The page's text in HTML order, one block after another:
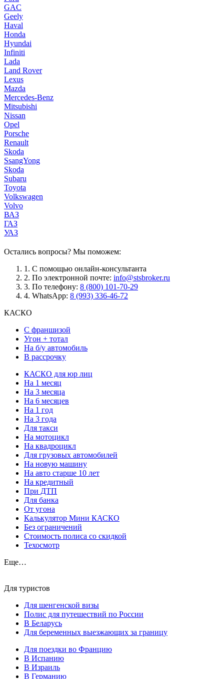
GAC
Geely
Haval
Honda
Hyundai
Infiniti
Lada
Land Rover
Lexus
Mazda
Mercedes-Benz
Mitsubishi
Nissan
Opel
Porsche
Renault
Skoda
SsangYong
Skoda
Subaru
Toyota
Volkswagen
Volvo
ВАЗ
ГАЗ
УАЗ
Остались вопросы? Мы поможем:
1. С помощью онлайн-консультанта
2. По электронной почте: info@stsbroker.ru
3. По телефону: 8 (800) 101-70-29
4. WhatsApp: 8 (993) 336-46-72
КАСКО
С франшизой
Угон + тотал
На б/у автомобиль
В рассрочку
КАСКО для юр лиц
На 1 месяц
На 3 месяца
На 6 месяцев
На 1 год
На 3 года
Для такси
На мотоцикл
На квадроцикл
Для грузовых автомобилей
На новую машину
На авто старше 10 лет
На кредитный
При ДТП
Для банка
От угона
Калькулятор Мини КАСКО
Без ограничений
Стоимость полиса со скидкой
Техосмотр
Еще…
Для туристов
Для шенгенской визы
Полис для путешествий по России
В Беларусь
Для беременных выезжающих за границу
Для поездки во Францию
В Испанию
В Израиль
В Германию